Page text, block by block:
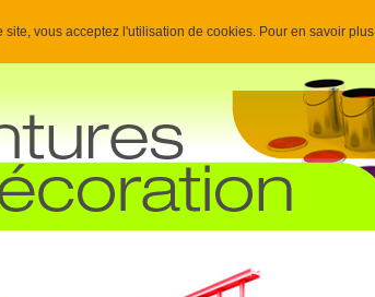
site, vous acceptez l'utilisation de cookies. Pour en savoir plus